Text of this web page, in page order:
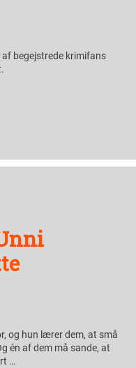
begejstrede krimifans
og hun lærer dem, at små
én af dem må sande, at
…